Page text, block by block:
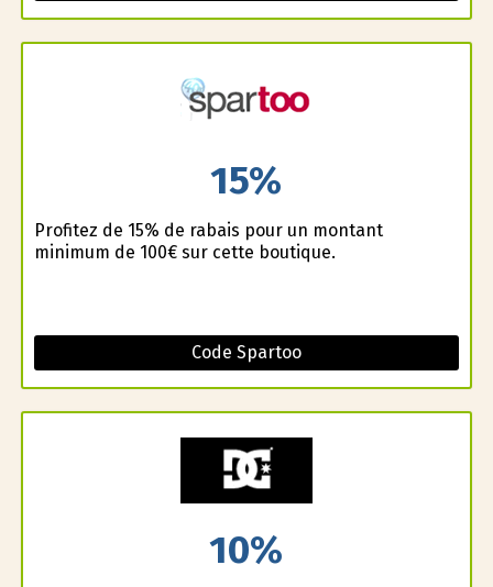
15%
Profitez de 15% de rabais pour un montant
minimum de 100€ sur cette boutique.
Code Spartoo
10%